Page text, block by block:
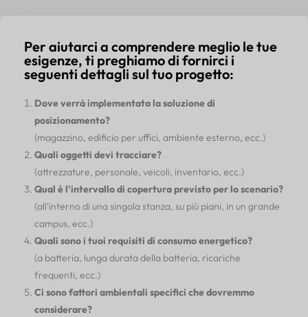
Per aiutarci a comprendere meglio le tue
esigenze, ti preghiamo di fornirci i
seguenti dettagli sul tuo progetto:
Dove verrà implementata la soluzione di
posizionamento?
(magazzino, edificio per uffici, ambiente esterno, ecc.)
Quali oggetti devi tracciare?
(attrezzature, personale, veicoli, inventario, ecc.)
Qual è l'intervallo di copertura previsto per lo scenario?
(all'interno di una singola stanza, su più piani, in un grande
campus, ecc.)
Quali sono i tuoi requisiti di consumo energetico?
(a batteria, lunga durata della batteria, ricariche
frequenti, ecc.)
Ci sono fattori ambientali specifici che dovremmo
considerare?